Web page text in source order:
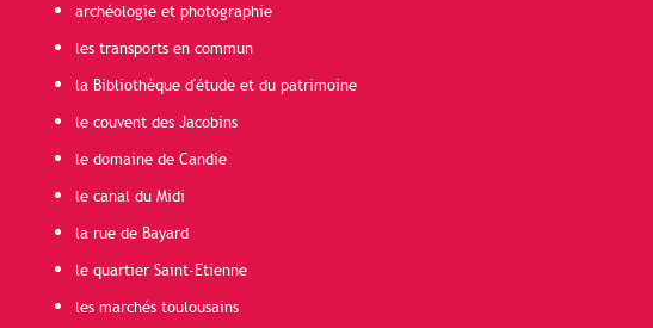
archéologie et photographie
les transports en commun
la Bibliothèque d'étude et du patrimoine
le couvent des Jacobins
le domaine de Candie
le canal du Midi
la rue de Bayard
le quartier Saint-Etienne
les marchés toulousains